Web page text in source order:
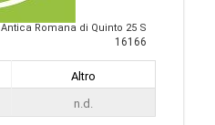
Antica Romana di Quinto 25 S
16166
Altro
n.d.